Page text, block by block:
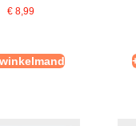
€8,99